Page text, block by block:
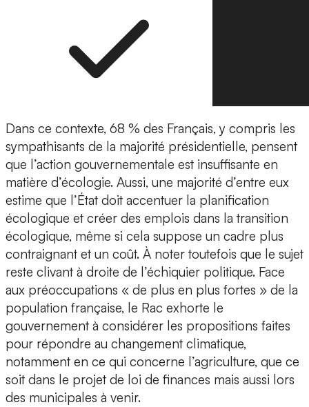
Dans ce contexte, 68 % des Français, y compris les
sympathisants de la majorité présidentielle, pensent
que l’action gouvernementale est insuffisante en
matière d’écologie. Aussi, une majorité d’entre eux
estime que l’État doit accentuer la planification
écologique et créer des emplois dans la transition
écologique, même si cela suppose un cadre plus
contraignant et un coût. À noter toutefois que le sujet
reste clivant à droite de l’échiquier politique. Face
aux préoccupations « de plus en plus fortes » de la
population française, le Rac exhorte le
gouvernement à considérer les propositions faites
pour répondre au changement climatique,
notamment en ce qui concerne l’agriculture, que ce
soit dans le projet de loi de finances mais aussi lors
des municipales à venir.